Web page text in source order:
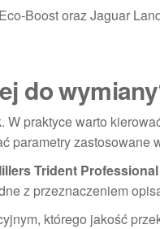
Boost oraz Jaguar
do
praktyce warto
parametry zastosowane
Trident
z przeznaczeniem
którego jakość